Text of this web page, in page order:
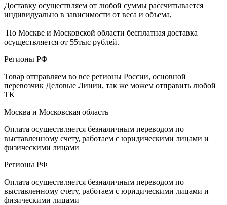
Доставку осуществляем от любой суммы рассчитывается
индивидуально в зависимости от веса и объема,
По Москве и Московской области бесплатная доставка
осуществляется от 55тыс рублей.
Регионы РФ
Товар отправляем во все регионы России, основной
перевозчик Деловые Линии, так же можем отправить любой
ТК
Москва и Московская область
Оплата осуществляется безналичным переводом по
выставленному счету, работаем с юридическими лицами и
физическими лицами
Регионы РФ
Оплата осуществляется безналичным переводом по
выставленному счету, работаем с юридическими лицами и
физическими лицами